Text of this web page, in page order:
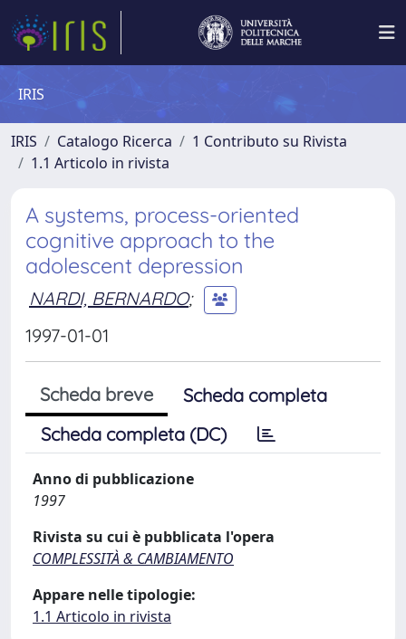
IRIS
IRIS Catalogo Ricerca
1 Contributo su Rivista
1.1 Articolo in rivista
A systems, process-oriented
cognitive approach to the
adolescent depression
NARDI, BERNARDO;
1997-01-01
Scheda breve
Scheda completa
Scheda completa (DC)
Anno di pubblicazione
1997
Rivista su cui è pubblicata l'opera
COMPLESSITÀ & CAMBIAMENTO
Appare nelle tipologie:
1.1 Articolo in rivista